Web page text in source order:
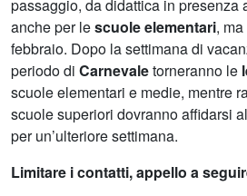
passaggio, da didattica in presenza
anche per lescuole elementari,
febbraio. Dopo la settimana di
periodo di Carnevaletorneranno le
scuole elementari e medie, mentre
scuole superiori dovranno affidarsi
per un’ulteriore settimana.
Limitare i contatti, appello a